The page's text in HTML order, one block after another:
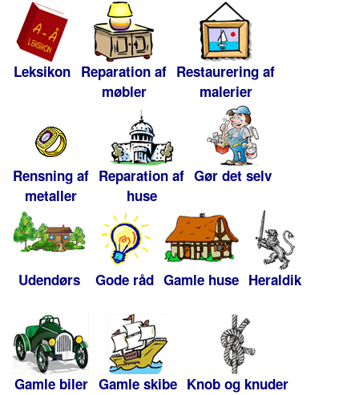
Leksikon Reparation af
møbler
Restaurering af
malerier
Rensning af
metaller
Reparation af
huse
Gør det selv
Udendørs Gode råd Gamle huse Heraldik
Gamle biler Gamle skibe Knob og knuder